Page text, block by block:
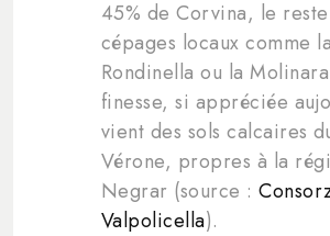
45% de Corvina, le
cépages locaux comme la
Rondinella ou la
finesse, si appréciée
vient des sols calcaires
Vérone, propres à la
Negrar (source :
Valpolicella).